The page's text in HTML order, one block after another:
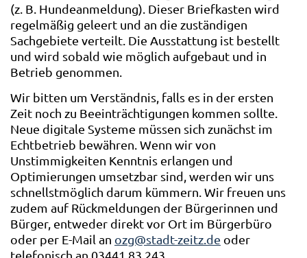
(z. B. Hundeanmeldung). Dieser Briefkasten wird
regelmäßig geleert und an die zuständigen
Sachgebiete verteilt. Die Ausstattung ist bestellt
und wird sobald wie möglich aufgebaut und in
Betrieb genommen.
Wir bitten um Verständnis, falls es in der ersten
Zeit noch zu Beeinträchtigungen kommen sollte.
Neue digitale Systeme müssen sich zunächst im
Echtbetrieb bewähren. Wenn wir von
Unstimmigkeiten Kenntnis erlangen und
Optimierungen umsetzbar sind, werden wir uns
schnellstmöglich darum kümmern. Wir freuen uns
zudem auf Rückmeldungen der Bürgerinnen und
Bürger, entweder direkt vor Ort im Bürgerbüro
oder per E-Mail an ozg@stadt-zeitz.de oder
telefonisch an 03441 83 243.